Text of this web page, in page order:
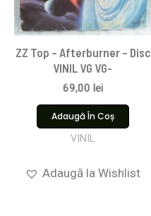
ZZ Top – Afterburner – Disc
VINIL VG VG-
69,00 lei
Adaugă În Coș
VINIL
Adaugă la Wishlist